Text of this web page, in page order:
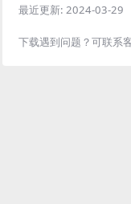
最近更新: 2024-03-29
下载遇到问题？可联系